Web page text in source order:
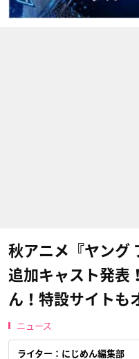
秋アニメ『ヤング
追加キャスト発表
ん！特設サイトも
ニュース
ライター：にじめん編集部